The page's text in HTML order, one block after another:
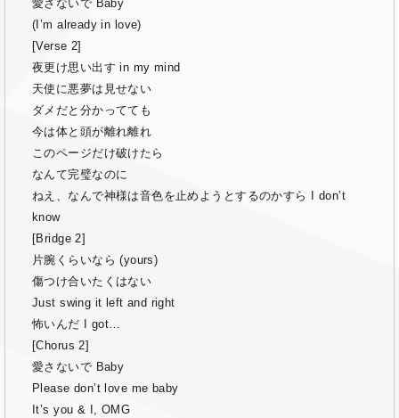
愛さないで Baby
(I’m already in love)
[Verse 2]
夜更け思い出す in my mind
天使に悪夢は見せない
ダメだと分かってても
今は体と頭が離れ離れ
このページだけ破けたら
なんて完璧なのに
ねえ、なんで神様は音色を止めようとするのかすら I don’t
know
[Bridge 2]
片腕くらいなら (yours)
傷つけ合いたくはない
Just swing it left and right
怖いんだ I got…
[Chorus 2]
愛さないで Baby
Please don’t love me baby
It’s you & I, OMG